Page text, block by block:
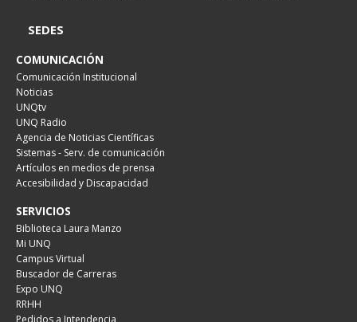
SEDES
COMUNICACIÓN
Comunicación Institucional
Noticias
UNQtv
UNQ Radio
Agencia de Noticias Científicas
Sistemas - Serv. de comunicación
Artículos en medios de prensa
Accesibilidad y Discapacidad
SERVICIOS
Biblioteca Laura Manzo
Mi UNQ
Campus Virtual
Buscador de Carreras
Expo UNQ
RRHH
Pedidos a Intendencia